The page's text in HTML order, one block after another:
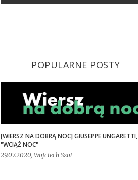
POPULARNE POSTY
[WIERSZ NA DOBRĄ NOC] GIUSEPPE UNGARETTI,
"WCIĄŻ NOC"
29.07.2020, Wojciech Szot